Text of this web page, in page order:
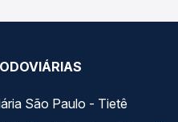
São Paulo - Tietê